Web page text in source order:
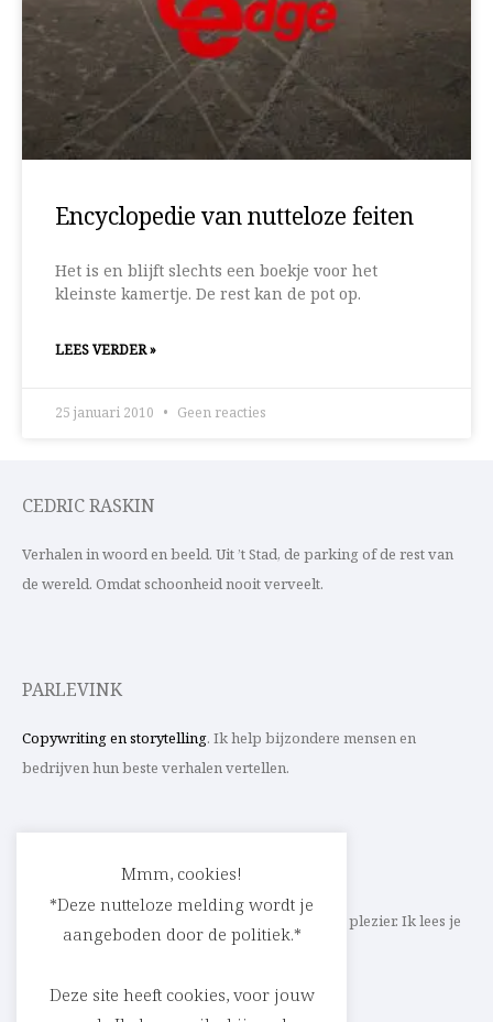
Encyclopedie van nutteloze feiten
Het is en blijft slechts een boekje voor het
kleinste kamertje. De rest kan de pot op.
LEES VERDER »
25 januari 2010 Geen reacties
CEDRIC RASKIN
Verhalen in woord en beeld. Uit ’t Stad, de parking of de rest van
de wereld. Omdat schoonheid nooit verveelt.
PARLEVINK
Copywriting en storytelling. Ik help bijzondere mensen en
bedrijven hun beste verhalen vertellen.
Schrijf ik straks mee aan jouw verhaal? Met veel plezier. Ik lees je
heel graag op
cedric@parlevink.be
Mmm, cookies!
*Deze nutteloze melding wordt je
aangeboden door de politiek.*
Deze site heeft cookies, voor jouw